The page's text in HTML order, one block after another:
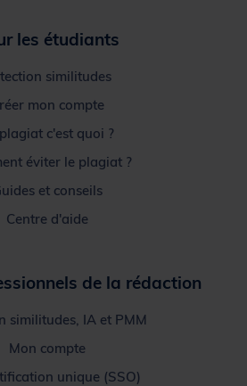
les étudiants
similitudes
mon compte
c'est quoi ?
éviter le plagiat ?
et conseils
Centre d'aide
de la rédaction
similitudes, IA et PMM
Mon compte
unique (SSO)